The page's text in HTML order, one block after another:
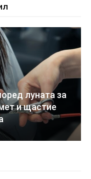
луната за
и щастие